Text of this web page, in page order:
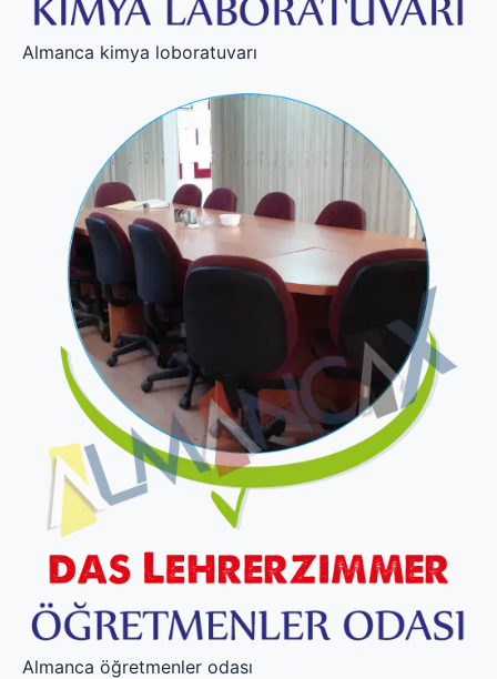
Almanca kimya loboratuvarı
Almanca öğretmenler odası